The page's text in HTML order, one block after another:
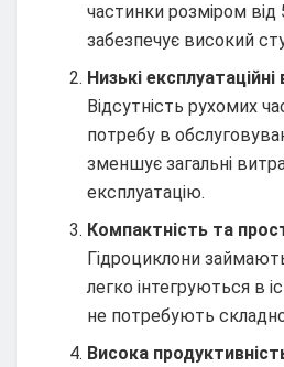
частинки розміром від
забезпечує високий
Низькі
Відсутність рухомих
потребу в
зменшує загальні
експлуатацію.
Компактність та
Гідроциклони
легко інтегруються в
не потребують
Висока